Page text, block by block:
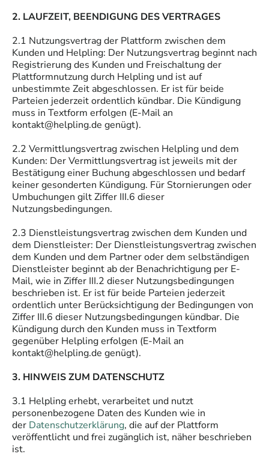
2. LAUFZEIT, BEENDIGUNG DES VERTRAGES
2.1 Nutzungsvertrag der Plattform zwischen dem
Kunden und Helpling: Der Nutzungsvertrag beginnt nach
Registrierung des Kunden und Freischaltung der
Plattformnutzung durch Helpling und ist auf
unbestimmte Zeit abgeschlossen. Er ist für beide
Parteien jederzeit ordentlich kündbar. Die Kündigung
muss in Textform erfolgen (E-Mail an
kontakt@helpling.de genügt).
2.2 Vermittlungsvertrag zwischen Helpling und dem
Kunden: Der Vermittlungsvertrag ist jeweils mit der
Bestätigung einer Buchung abgeschlossen und bedarf
keiner gesonderten Kündigung. Für Stornierungen oder
Umbuchungen gilt Ziffer III.6 dieser
Nutzungsbedingungen.
2.3 Dienstleistungsvertrag zwischen dem Kunden und
dem Dienstleister: Der Dienstleistungsvertrag zwischen
dem Kunden und dem Partner oder dem selbständigen
Dienstleister beginnt ab der Benachrichtigung per E-
Mail, wie in Ziffer III.2 dieser Nutzungsbedingungen
beschrieben ist. Er ist für beide Parteien jederzeit
ordentlich unter Berücksichtigung der Bedingungen von
Ziffer III.6 dieser Nutzungsbedingungen kündbar. Die
Kündigung durch den Kunden muss in Textform
gegenüber Helpling erfolgen (E-Mail an
kontakt@helpling.de genügt).
3. HINWEIS ZUM DATENSCHUTZ
3.1 Helpling erhebt, verarbeitet und nutzt
personenbezogene Daten des Kunden wie in
der Datenschutzerklärung, die auf der Plattform
veröffentlicht und frei zugänglich ist, näher beschrieben
ist.